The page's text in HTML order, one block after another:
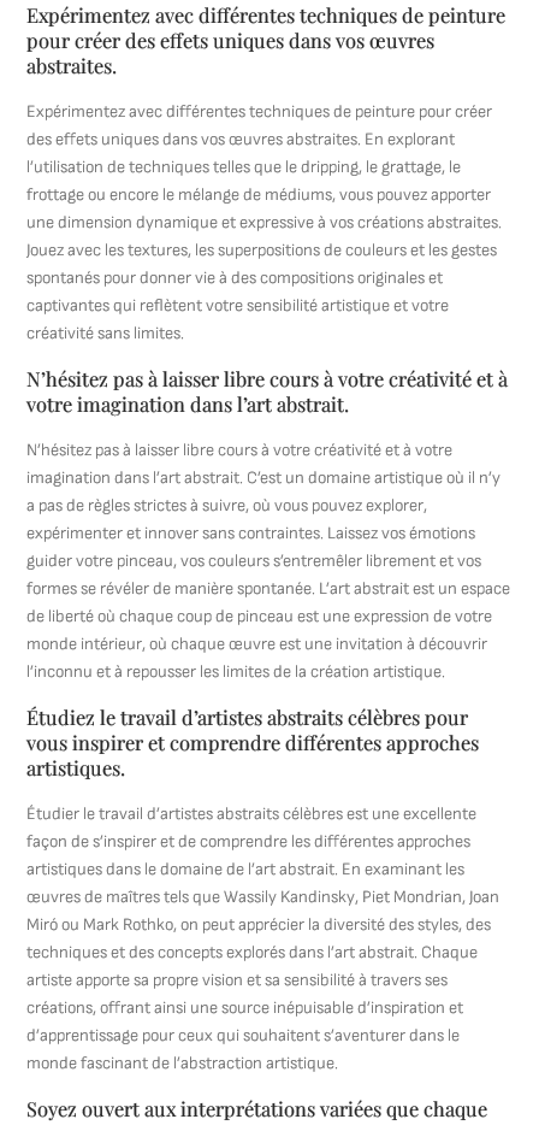
Expérimentez avec différentes techniques de peinture
pour créer des effets uniques dans vos œuvres
abstraites.
Expérimentez avec différentes techniques de peinture pour créer
des effets uniques dans vos œuvres abstraites. En explorant
l’utilisation de techniques telles que le dripping, le grattage, le
frottage ou encore le mélange de médiums, vous pouvez apporter
une dimension dynamique et expressive à vos créations abstraites.
Jouez avec les textures, les superpositions de couleurs et les gestes
spontanés pour donner vie à des compositions originales et
captivantes qui reflètent votre sensibilité artistique et votre
créativité sans limites.
N’hésitez pas à laisser libre cours à votre créativité et à
votre imagination dans l’art abstrait.
N’hésitez pas à laisser libre cours à votre créativité et à votre
imagination dans l’art abstrait. C’est un domaine artistique où il n’y
a pas de règles strictes à suivre, où vous pouvez explorer,
expérimenter et innover sans contraintes. Laissez vos émotions
guider votre pinceau, vos couleurs s’entremêler librement et vos
formes se révéler de manière spontanée. L’art abstrait est un espace
de liberté où chaque coup de pinceau est une expression de votre
monde intérieur, où chaque œuvre est une invitation à découvrir
l’inconnu et à repousser les limites de la création artistique.
Étudiez le travail d’artistes abstraits célèbres pour
vous inspirer et comprendre différentes approches
artistiques.
Étudier le travail d’artistes abstraits célèbres est une excellente
façon de s’inspirer et de comprendre les différentes approches
artistiques dans le domaine de l’art abstrait. En examinant les
œuvres de maîtres tels que Wassily Kandinsky, Piet Mondrian, Joan
Miró ou Mark Rothko, on peut apprécier la diversité des styles, des
techniques et des concepts explorés dans l’art abstrait. Chaque
artiste apporte sa propre vision et sa sensibilité à travers ses
créations, offrant ainsi une source inépuisable d’inspiration et
d’apprentissage pour ceux qui souhaitent s’aventurer dans le
monde fascinant de l’abstraction artistique.
Soyez ouvert aux interprétations variées que chaque